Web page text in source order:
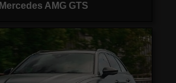
Mercedes AMG GTS